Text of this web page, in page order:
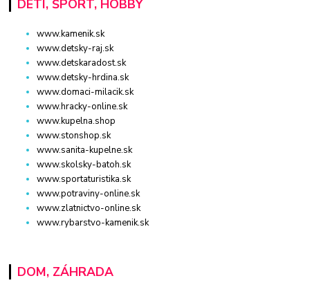
DETI, ŠPORT, HOBBY
www.kamenik.sk
www.detsky-raj.sk
www.detskaradost.sk
www.detsky-hrdina.sk
www.domaci-milacik.sk
www.hracky-online.sk
www.kupelna.shop
www.stonshop.sk
www.sanita-kupelne.sk
www.skolsky-batoh.sk
www.sportaturistika.sk
www.potraviny-online.sk
www.zlatnictvo-online.sk
www.rybarstvo-kamenik.sk
DOM, ZÁHRADA